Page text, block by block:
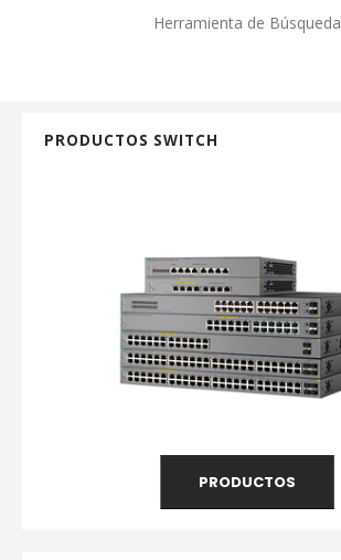
Herramienta de Búsqueda
Buscar
PRODUCTOS SWITCH
PRODUCTOS